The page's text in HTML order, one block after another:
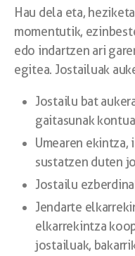
Hau dela eta,
momentutik,
edo indartzen ari
egitea. Jostailuak
Jostailu bat
gaitasunak
Umearen ekintza,
sustatzen duten
Jostailu
Jendarte
elkarrekintza
jostailuak,